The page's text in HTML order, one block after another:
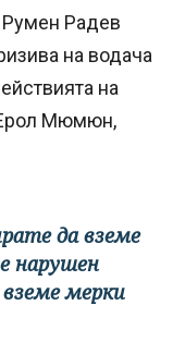
Румен Радев
на водача
на
Мюмюн,
да вземе
нарушен
мерки